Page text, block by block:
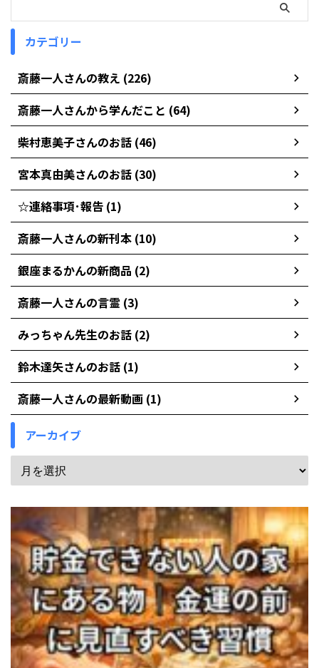
カテゴリー
斎藤一人さんの教え (226)
斎藤一人さんから学んだこと (64)
柴村恵美子さんのお話 (46)
宮本真由美さんのお話 (30)
☆連絡事項･報告 (1)
斎藤一人さんの新刊本 (10)
銀座まるかんの新商品 (2)
斎藤一人さんの言霊 (3)
みっちゃん先生のお話 (2)
鈴木達矢さんのお話 (1)
斎藤一人さんの最新動画 (1)
アーカイブ